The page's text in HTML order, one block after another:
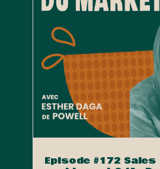
Episode #172 Sales